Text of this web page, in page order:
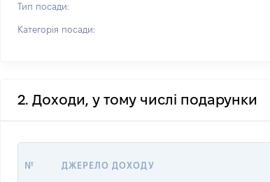
Тип посади:
Категорія посади:
2. Доходи, у тому числі подарунки
№ ДЖЕРЕЛО ДОХОДУ